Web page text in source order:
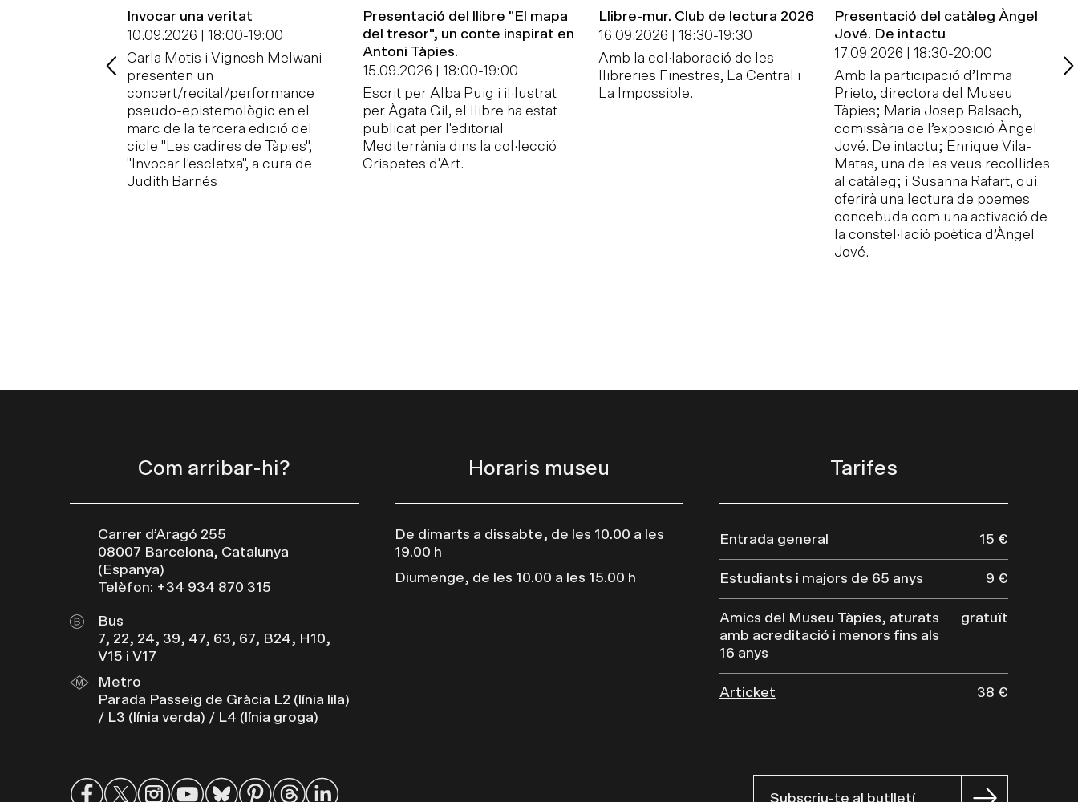
Invocar una veritat
10.09.2026 | 18:00-19:00
Carla Motis i Vignesh Melwani
presenten un
concert/recital/performance
pseudo-epistemològic en el
marc de la tercera edició del
cicle "Les cadires de Tàpies",
"Invocar l'escletxa", a cura de
Judith Barnés
Presentació del llibre "El mapa
del tresor", un conte inspirat en
Antoni Tàpies.
15.09.2026 | 18:00-19:00
Escrit per Alba Puig i il·lustrat
per Àgata Gil, el llibre ha estat
publicat per l'editorial
Mediterrània dins la col·lecció
Crispetes d'Art.
Llibre-mur. Club de lectura 2026
16.09.2026 | 18:30-19:30
Amb la col·laboració de les
llibreries Finestres, La Central i
La Impossible.
Presentació del catàleg Àngel
Jové. De intactu
17.09.2026 | 18:30-20:00
Amb la participació d’Imma
Prieto, directora del Museu
Tàpies; Maria Josep Balsach,
comissària de l’exposició Àngel
Jové. De intactu; Enrique Vila-
Matas, una de les veus recollides
al catàleg; i Susanna Rafart, qui
oferirà una lectura de poemes
concebuda com una activació de
la constel·lació poètica d’Àngel
Jové.
Com arribar-hi?
Carrer d’Aragó 255
08007 Barcelona, Catalunya
(Espanya)
Telèfon: +34 934 870 315
Bus
7, 22, 24, 39, 47, 63, 67, B24, H10,
V15 i V17
Metro
Parada Passeig de Gràcia L2 (línia lila)
/ L3 (línia verda) / L4 (línia groga)
Horaris museu
De dimarts a dissabte, de les 10.00 a les
19.00 h
Diumenge, de les 10.00 a les 15.00 h
Tarifes
Entrada general 15 €
Estudiants i majors de 65 anys 9 €
Amics del Museu Tàpies, aturats
amb acreditació i menors fins als
16 anys
gratuït
Articket 38 €
Subscriu-te al butlletí